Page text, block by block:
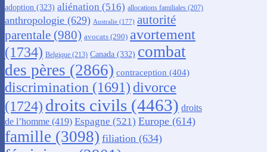
adoption (323) aliénation (516) allocations familiales (207)
anthropologie (629) Australie (177) autorité
parentale (980) avocats (290) avortement
(1734) Belgique (213) Canada (332) combat
des pères (2866) contraception (404)
discrimination (1691) divorce
(1724) droits civils (4463) droits
de l’homme (419) Espagne (521) Europe (614)
famille (3098) filiation (634)